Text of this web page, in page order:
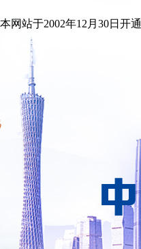
本网站于2002年12月30日开通